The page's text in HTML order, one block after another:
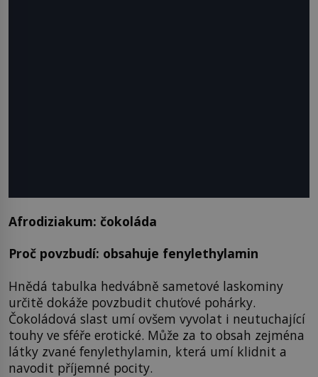
Afrodiziakum: čokoláda
Proč povzbudí: obsahuje fenylethylamin
Hnědá tabulka hedvábně sametové laskominy
určitě dokáže povzbudit chuťové pohárky.
Čokoládová slast umí ovšem vyvolat i neutuchající
touhy ve sféře erotické. Může za to obsah zejména
látky zvané fenylethylamin, která umí klidnit a
navodit příjemné pocity.